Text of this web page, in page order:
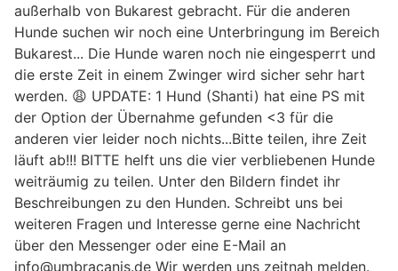
außerhalb von Bukarest gebracht. Für die anderen
Hunde suchen wir noch eine Unterbringung im Bereich
Bukarest... Die Hunde waren noch nie eingesperrt und
die erste Zeit in einem Zwinger wird sicher sehr hart
werden. 😩 UPDATE: 1 Hund (Shanti) hat eine PS mit
der Option der Übernahme gefunden <3 für die
anderen vier leider noch nichts...Bitte teilen, ihre Zeit
läuft ab!!! BITTE helft uns die vier verbliebenen Hunde
weiträumig zu teilen. Unter den Bildern findet ihr
Beschreibungen zu den Hunden. Schreibt uns bei
weiteren Fragen und Interesse gerne eine Nachricht
über den Messenger oder eine E-Mail an
info@umbracanis.de Wir werden uns zeitnah melden.